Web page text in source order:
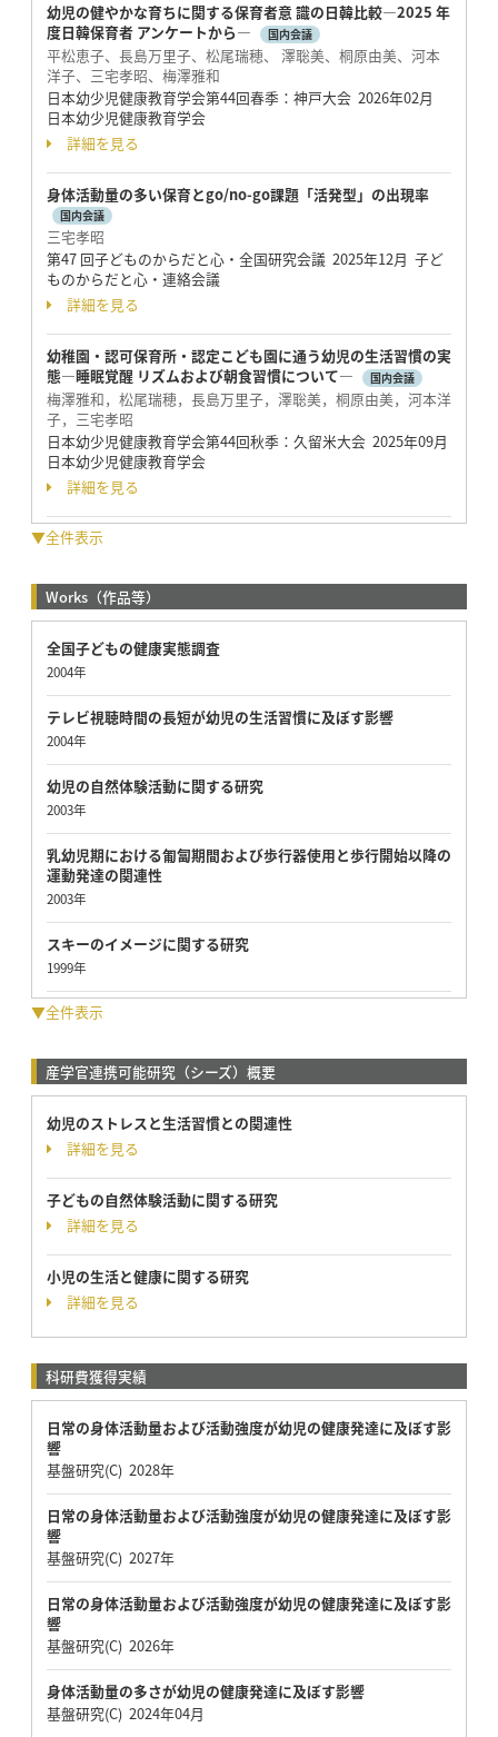
幼児の健やかな育ちに関する保育者意 識の日韓比較―2025 年
度日韓保育者 アンケートから―
国内会議
平松恵子、長島万里子、松尾瑞穂、 澤聡美、桐原由美、河本
洋子、三宅孝昭、梅澤雅和
日本幼少児健康教育学会第44回春季：神戸大会 2026年02月
日本幼少児健康教育学会
詳細を見る
身体活動量の多い保育とgo/no-go課題「活発型」の出現率
国内会議
三宅孝昭
第47 回子どものからだと心・全国研究会議 2025年12月 子ど
ものからだと心・連絡会議
詳細を見る
幼稚園・認可保育所・認定こども園に通う幼児の生活習慣の実
態―睡眠覚醒 リズムおよび朝食習慣について―
国内会議
梅澤雅和，松尾瑞穂，長島万里子，澤聡美，桐原由美，河本洋
子，三宅孝昭
日本幼少児健康教育学会第44回秋季：久留米大会 2025年09月
日本幼少児健康教育学会
詳細を見る
▼全件表示
Works（作品等）
全国子どもの健康実態調査
2004年
テレビ視聴時間の長短が幼児の生活習慣に及ぼす影響
2004年
幼児の自然体験活動に関する研究
2003年
乳幼児期における匍匐期間および歩行器使用と歩行開始以降の
運動発達の関連性
2003年
スキーのイメージに関する研究
1999年
▼全件表示
産学官連携可能研究（シーズ）概要
幼児のストレスと生活習慣との関連性
詳細を見る
子どもの自然体験活動に関する研究
詳細を見る
小児の生活と健康に関する研究
詳細を見る
科研費獲得実績
日常の身体活動量および活動強度が幼児の健康発達に及ぼす影
響
基盤研究(C) 2028年
日常の身体活動量および活動強度が幼児の健康発達に及ぼす影
響
基盤研究(C) 2027年
日常の身体活動量および活動強度が幼児の健康発達に及ぼす影
響
基盤研究(C) 2026年
身体活動量の多さが幼児の健康発達に及ぼす影響
基盤研究(C) 2024年04月